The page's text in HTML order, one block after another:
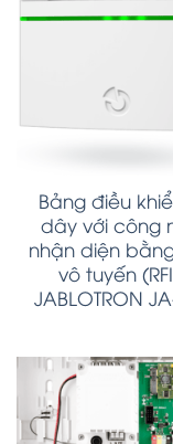
Bảng điều
dây với công
nhận diện
vô tuyến
JABLOTRON